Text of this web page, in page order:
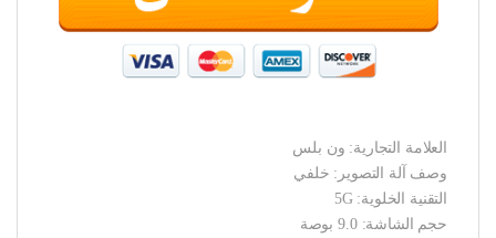
العلامة التجارية: ون بلس
وصف آلة التصوير: خلفي
التقنية الخلوية: 5G
حجم الشاشة: 9.0 بوصة